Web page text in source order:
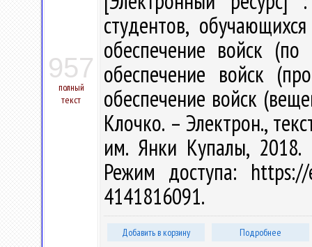
957
полный
текст
студентов,
обеспечение войск
обеспечение войск
обеспечение войск
Клочко. – Электрон.,
им. Янки Купалы, 2018.
Режим доступа:
4141816091.
Добавить в корзину Подробнее